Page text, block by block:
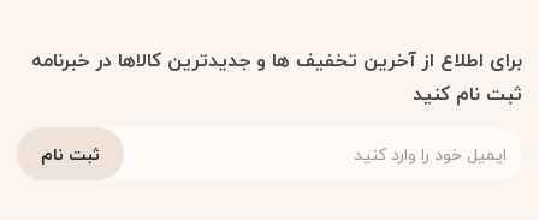
برای اطلاع از آخرین تخفیف ها و جدیدترین کالاها در خبرنامه
ثبت نام کنید